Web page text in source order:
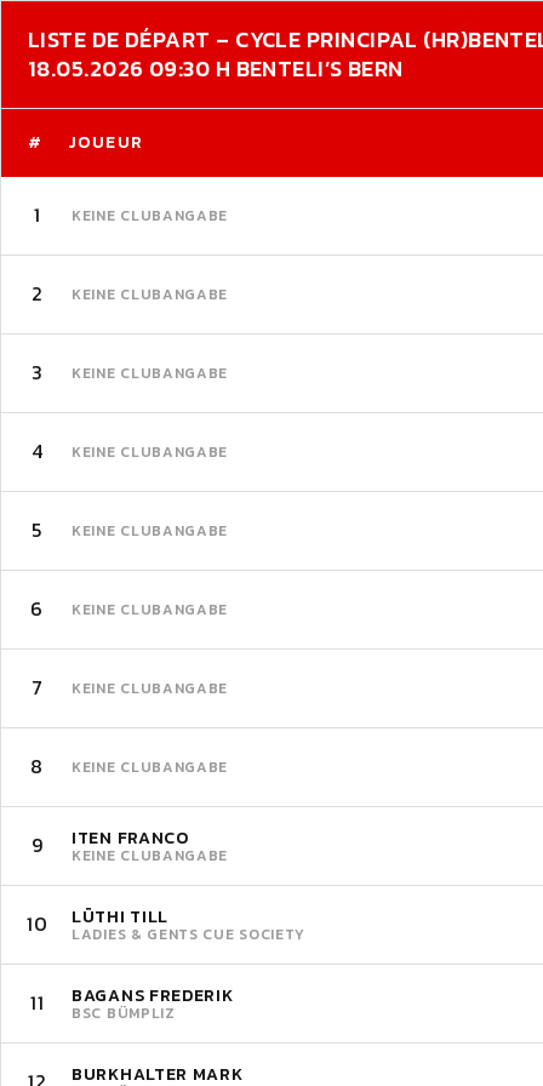
LISTE DE DÉPART – CYCLE PRINCIPAL (HR)
18.05.2026 09:30 H BENTELI’S BERN
# JOUEUR
1 KEINE CLUBANGABE
2 KEINE CLUBANGABE
3 KEINE CLUBANGABE
4 KEINE CLUBANGABE
5 KEINE CLUBANGABE
6 KEINE CLUBANGABE
7 KEINE CLUBANGABE
8 KEINE CLUBANGABE
9 ITEN FRANCO
KEINE CLUBANGABE
10 LÜTHI TILL
LADIES & GENTS CUE SOCIETY
11 BAGANS FREDERIK
BSC BÜMPLIZ
BURKHALTER MARK